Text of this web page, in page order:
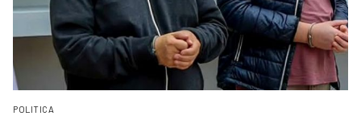
POLITICA